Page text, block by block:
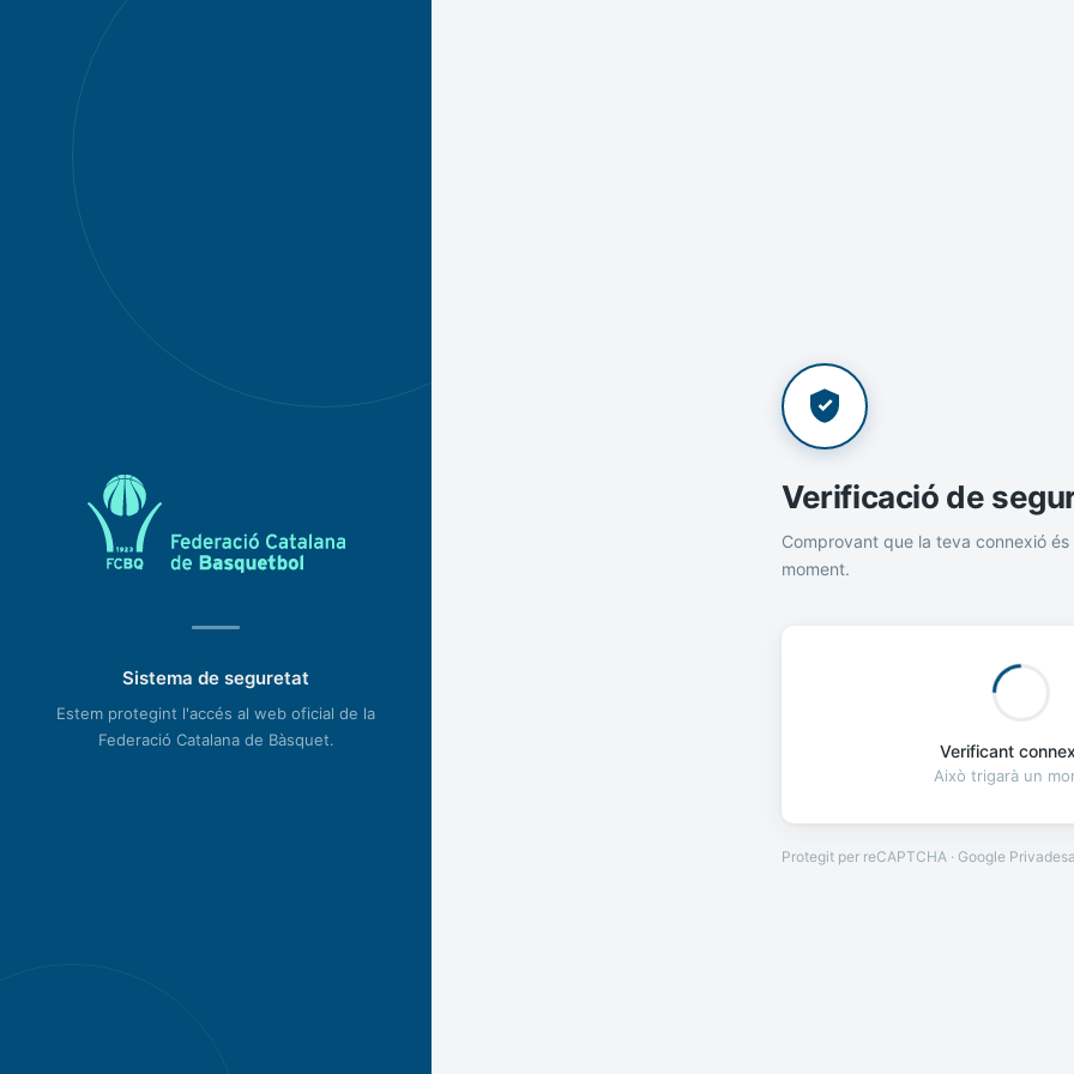
Sistema de seguretat
Estem protegint l'accés al web oficial de la
Federació Catalana de Bàsquet.
Verificació de
Comprovant que la teva connexió és
moment.
Verificant
Això trigarà un
Protegit per reCAPTCHA · Google Privadesa